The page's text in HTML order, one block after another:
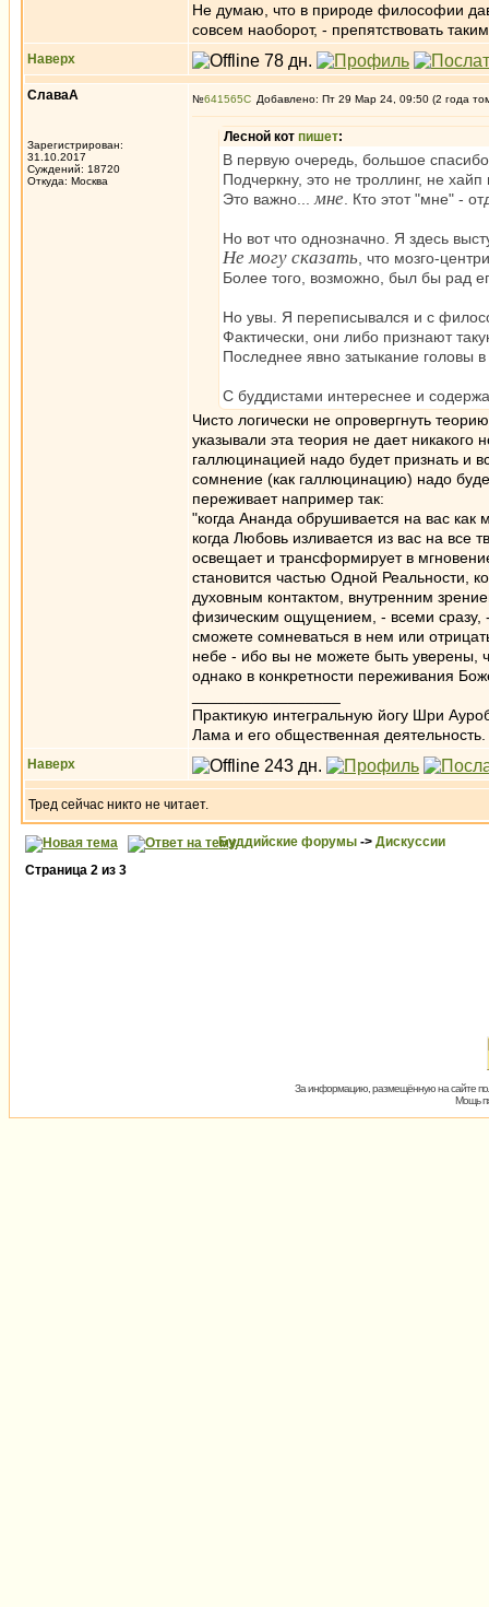
Не думаю, что в природе философии
совсем наоборот, - препятствовать
Наверх
СлаваА
Зарегистрирован:
31.10.2017
Суждений: 18720
Откуда: Москва
№641565 Добавлено: Пт 29 Мар 24, 09:50 (2 года
Лесной кот пишет:
В первую очередь, большое
Подчеркну, это не троллинг, не
Это важно... мне . Кто этот "мне" -
Но вот что однозначно. Я здесь
Не могу сказать , что мозго-
Более того, возможно, был бы рад
Но увы. Я переписывался и с
Фактически, они либо признают
Последнее явно затыкание головы в
С буддистами интереснее и
Чисто логически не опровергнуть
указывали эта теория не дает
галлюцинацией надо будет признать и
сомнение (как галлюцинацию) надо
переживает например так:
"когда Ананда обрушивается на вас
когда Любовь изливается из вас на все
освещает и трансформирует в
становится частью Одной Реальности,
духовным контактом, внутренним
физическим ощущением, - всеми сразу,
сможете сомневаться в нем или
небе - ибо вы не можете быть уверены,
однако в конкретности переживания
Практикую интегральную йогу Шри
Лама и его общественная деятельность.
Наверх
Тред сейчас никто не читает.
Буддийские форумы -> Дискуссии
Страница 2 из 3
За информацию, размещённую на сайте
Мощь